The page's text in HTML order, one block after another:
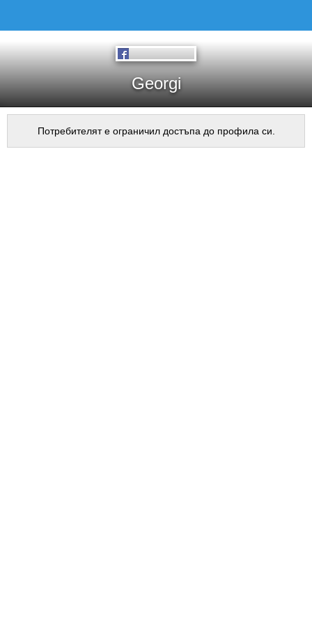
Georgi
Потребителят е ограничил достъпа до профила си.